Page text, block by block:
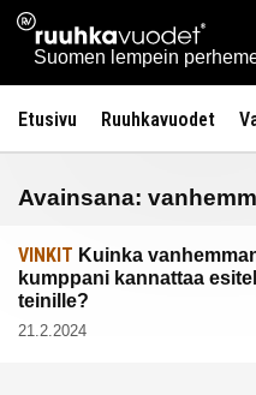
Siirry
sisältöön
Ruuhkavuodet.fi
Suomen lempein
Etusivu Ruuhkavuodet
Avainsana:
VINKIT Kuinka
kumppani kannattaa
teinille?
21.2.2024